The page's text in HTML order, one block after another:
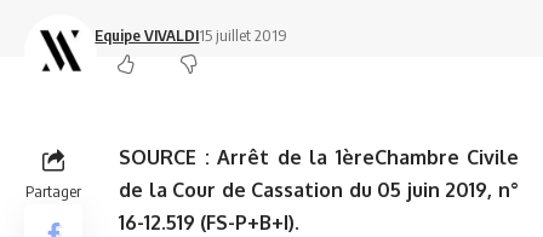
Equipe VIVALDI15 juillet 2019
Partager
SOURCE : Arrêt de la 1èreChambre Civile
de la Cour de Cassation du 05 juin 2019, n°
16-12.519 (FS-P+B+I).